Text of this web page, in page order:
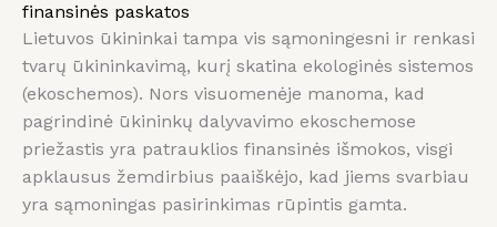
finansinės paskatos
Lietuvos ūkininkai tampa vis sąmoningesni ir renkasi
tvarų ūkininkavimą, kurį skatina ekologinės sistemos
(ekoschemos). Nors visuomenėje manoma, kad
pagrindinė ūkininkų dalyvavimo ekoschemose
priežastis yra patrauklios finansinės išmokos, visgi
apklausus žemdirbius paaiškėjo, kad jiems svarbiau
yra sąmoningas pasirinkimas rūpintis gamta.